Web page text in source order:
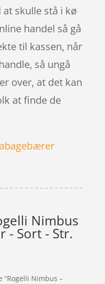
skulle stå i kø
handel så gå
til kassen, når
så ungå
over, at det kan
at finde de
Nimbus
- Sort - Str.
Nimbus –